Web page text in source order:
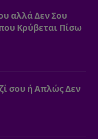
αλλά Δεν Σου
Κρύβεται Πίσω
σου ή Απλώς Δεν